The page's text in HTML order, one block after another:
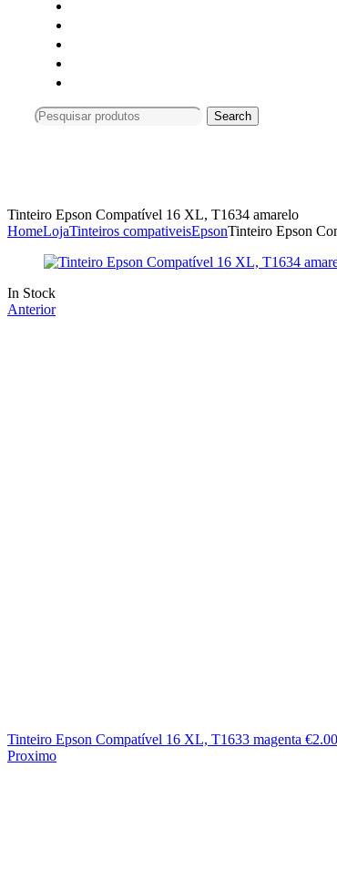
Search
Search
Tinteiro Epson Compatível 16 XL, T1634 amarelo
HomeLojaTinteiros compativeisEpsonTinteiro Epson
Availability:
In Stock
Anterior
Tinteiro Epson Compatível 16 XL, T1633 magenta €2.00
Proximo